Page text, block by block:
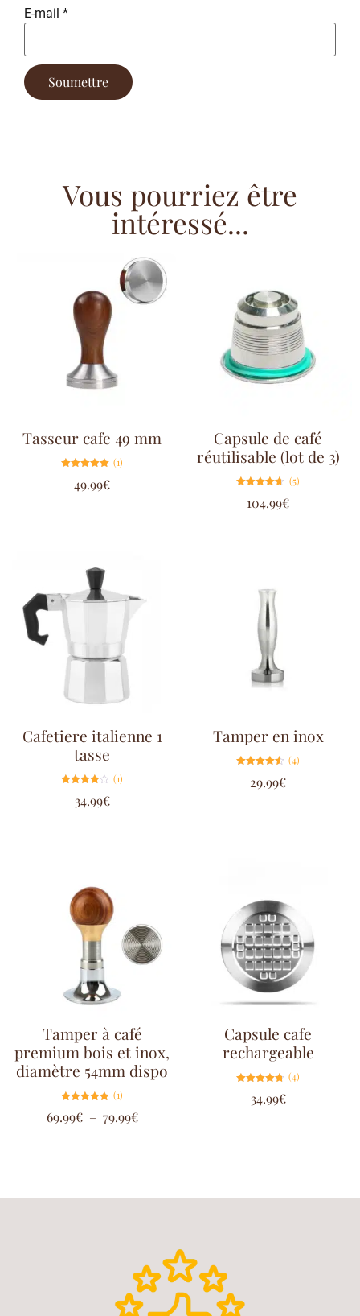
E-mail *
Vous pourriez être
intéressé...
Tasseur cafe 49 mm
5.00
sur 5
(1)
49.99€
Capsule de café
réutilisable (lot de 3)
4.60
sur 5
(5)
104.99€
Cafetiere italienne 1
tasse
4.00
sur 5
(1)
34.99€
Tamper en inox
4.50
sur 5
(4)
29.99€
Tamper à café
premium bois et inox,
diamètre 54mm dispo
5.00
sur 5
(1)
69.99€ – 79.99€
Capsule cafe
rechargeable
4.75
sur 5
(4)
34.99€